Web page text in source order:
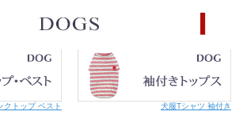
クトップ ベスト 犬服Tシャツ 袖付き